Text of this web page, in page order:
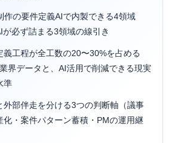
作の要件定義AIで内製できる4領域
が必ず詰まる3領域の線引き
義工程が全工数の20〜30%を占める
界データと、AI活用で削減できる現実
準
外部伴走を分ける3つの判断軸（議事
化・案件パターン蓄積・PMの運用継